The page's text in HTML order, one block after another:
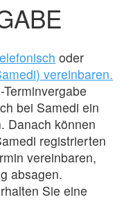
oder
vereinbaren.
bei Samedi ein
Danach können
registrierten
vereinbaren,
absagen.
Sie eine